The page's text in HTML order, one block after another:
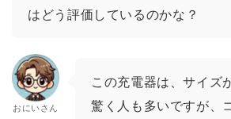
はどう評価しているのかな？
おにいさん
この充電器は、サイズ
驚く人も多いですが、